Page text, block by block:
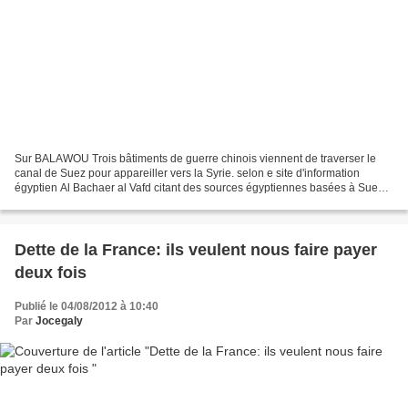
Sur BALAWOU Trois bâtiments de guerre chinois viennent de traverser le
canal de Suez pour appareiller vers la Syrie. selon e site d'information
égyptien Al Bachaer al Vafd citant des sources égyptiennes basées à Suez,
Dette de la France: ils veulent nous faire payer
deux fois
Publié le 04/08/2012 à 10:40
Par Jocegaly